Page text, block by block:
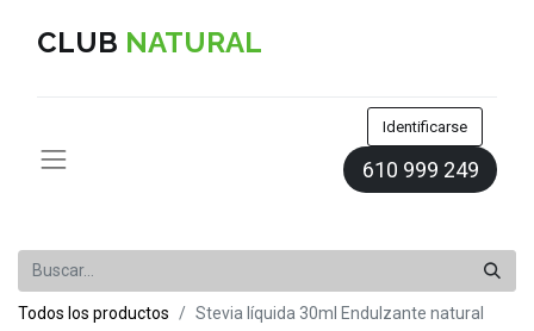
CLUB NATURAL
Identificarse
610 999 249
Todos los productos Stevia líquida 30ml Endulzante natural